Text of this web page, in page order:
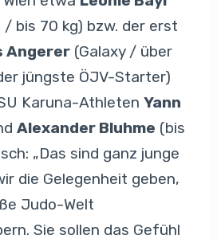
/ bis 70 kg) bzw. der erst
Angerer (Galaxy / über
jüngste ÖJV-Starter)
Karuna-Athleten Yann
Alexander Bluhme (bis
„Das sind ganz junge
die Gelegenheit geben,
Judo-Welt
Sie sollen das Gefühl